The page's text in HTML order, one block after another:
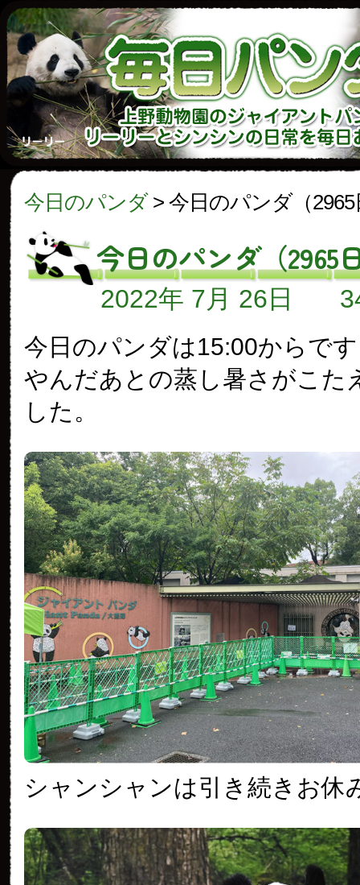
今日のパンダ> 今日のパンダ（2965
今日のパンダ（2965
2022年 7月 26日
今日のパンダは15:00からで
やんだあとの蒸し暑さがこた
した。
シャンシャンは引き続きお休